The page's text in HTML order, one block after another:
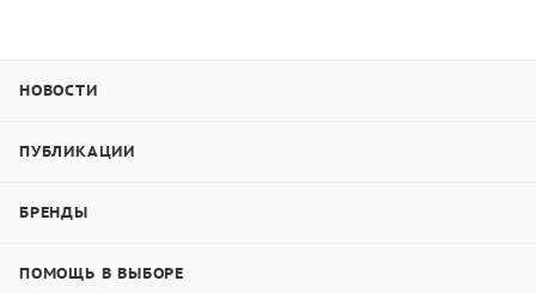
НОВОСТИ
ПУБЛИКАЦИИ
БРЕНДЫ
ПОМОЩЬ В ВЫБОРЕ